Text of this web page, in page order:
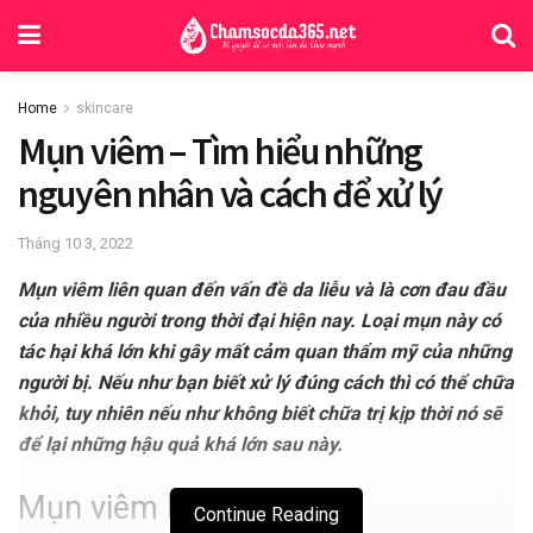
Home skincare
Mụn viêm – Tìm hiểu những
nguyên nhân và cách để xử lý
Tháng 10 3, 2022
Mụn viêm liên quan đến vấn đề da liễu và là cơn đau đầu
của nhiều người trong thời đại hiện nay. Loại mụn này có
tác hại khá lớn khi gây mất cảm quan thẩm mỹ của những
người bị. Nếu như bạn biết xử lý đúng cách thì có thể chữa
khỏi, tuy nhiên nếu như không biết chữa trị kịp thời nó sẽ
để lại những hậu quả khá lớn sau này.
Mụn viêm là gì?Continue Reading